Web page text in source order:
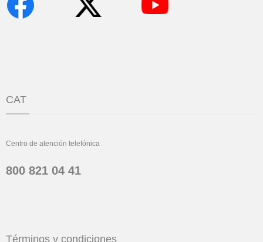
CAT
Centro de atención telefónica
800 821 04 41
Términos y condiciones